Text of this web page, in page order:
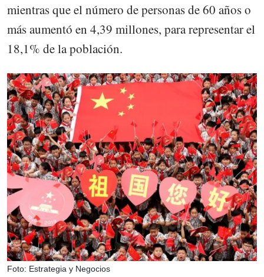
mientras que el número de personas de 60 años o
más aumentó en 4,39 millones, para representar el
18,1% de la población.
Foto: Estrategia y Negocios